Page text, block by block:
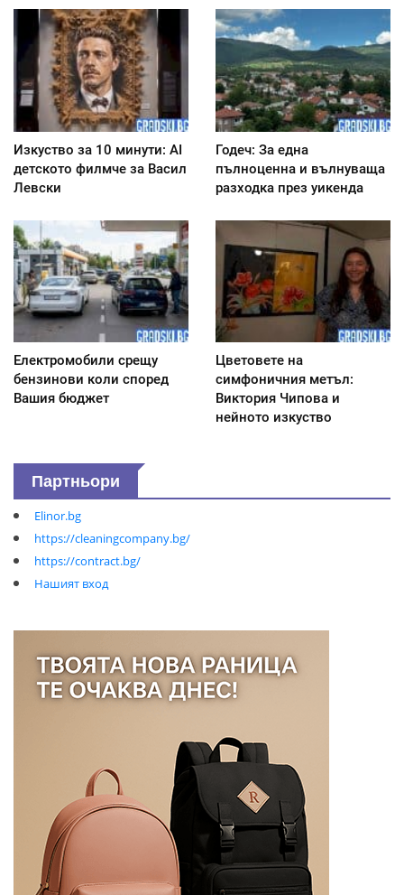
Изкуство за 10 минути: AI
детското филмче за Васил
Левски
Годеч: За една
пълноценна и вълнуваща
разходка през уикенда
Електромобили срещу
бензинови коли според
Вашия бюджет
Цветовете на
симфоничния метъл:
Виктория Чипова и
нейното изкуство
Партньори
Elinor.bg
https://cleaningcompany.bg/
https://contract.bg/
Нашият вход